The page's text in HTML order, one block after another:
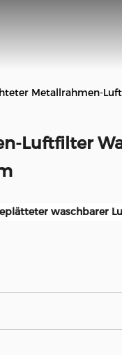
Metallrahmen-
Luftfilter
waschbarer